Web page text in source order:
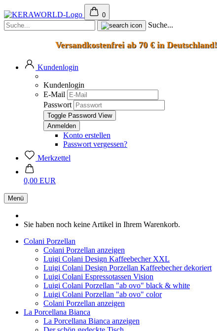
0
Suche...
Versandkostenfrei ab 70 € in Deutschland!
Kundenlogin
Kundenlogin
E-Mail
Passwort
Toggle Password View
Konto erstellen
Passwort vergessen?
Merkzettel
0,00 EUR
Menü
Sie haben noch keine Artikel in Ihrem Warenkorb.
Colani Porzellan
Colani Porzellan anzeigen
Luigi Colani Design Kaffeebecher XXL
Luigi Colani Design Porzellan Kaffeebecher dekoriert
Luigi Colani Espressotassen Vision
Luigi Colani Porzellan "ab ovo" black & white
Luigi Colani Porzellan "ab ovo" color
Colani Porzellan anzeigen
La Porcellana Bianca
La Porcellana Bianca anzeigen